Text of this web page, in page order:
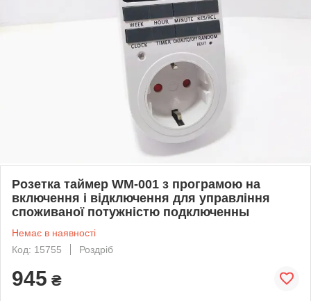
Розетка таймер WM-001 з програмою на
включення і відключення для управління
споживаної потужністю подключенны
Немає в наявності
Код: 15755
Роздріб
945 ₴